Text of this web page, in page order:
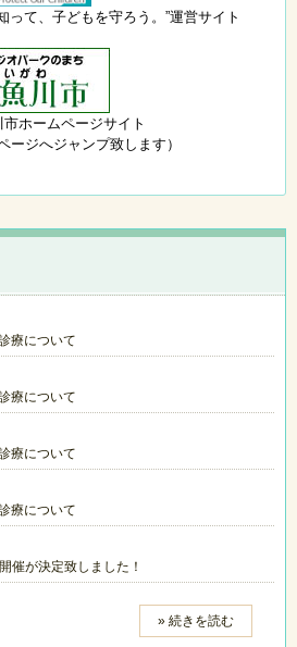
って、子どもを守ろう。”運営サイト
市ホームページサイト
ージへジャンプ致します）
療について
療について
療について
療について
催が決定致しました！
» 続きを読む